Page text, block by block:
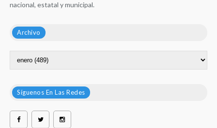
nacional, estatal y municipal.
Archivo
Síguenos En Las Redes